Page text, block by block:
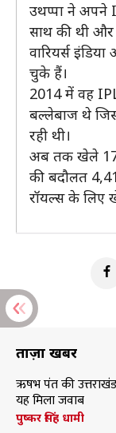
उथप्पा ने अपने
साथ की थी
वारियर्स
चुके हैं।
2014 में वह
बल्लेबाज थे
रही थी।
अब तक खेले
की बदौलत
रॉयल्स के लिए
ताज़ा खबरें
ऋषभ पंत की
यह मिला जवाब
पुष्कर सिंह धामी